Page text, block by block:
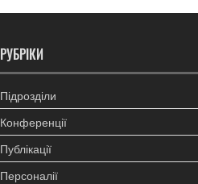
РУБРІКИ
Підрозділи
Конференції
Публікації
Персоналії